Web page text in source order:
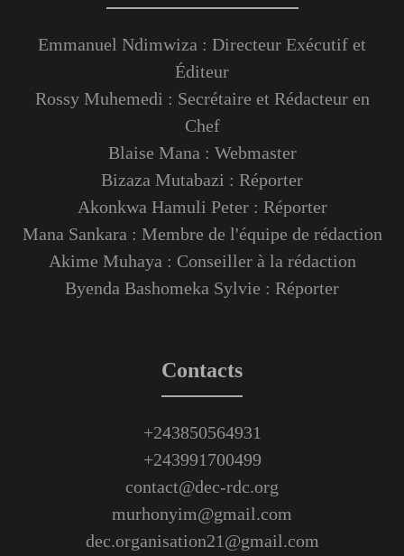
Emmanuel Ndimwiza : Directeur Exécutif et
Éditeur
Rossy Muhemedi : Secrétaire et Rédacteur en
Chef
Blaise Mana : Webmaster
Bizaza Mutabazi : Réporter
Akonkwa Hamuli Peter : Réporter
Mana Sankara : Membre de l'équipe de rédaction
Akime Muhaya : Conseiller à la rédaction
Byenda Bashomeka Sylvie : Réporter
Contacts
+243850564931
+243991700499
contact@dec-rdc.org
murhonyim@gmail.com
dec.organisation21@gmail.com